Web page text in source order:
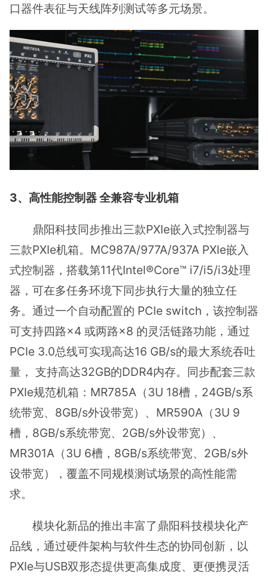
口器件表征与天线阵列测试等多元场景。
3、高性能控制器 全兼容专业机箱
鼎阳科技同步推出三款PXIe嵌入式控制器与
三款PXIe机箱。MC987A/977A/937A PXIe嵌入
式控制器，搭载第11代Intel®Core™ i7/i5/i3处理
器，可在多任务环境下同步执行大量的独立任
务。通过一个自动配置的 PCIe switch，该控制器
可支持四路×4 或两路×8 的灵活链路功能，通过
PCIe 3.0总线可实现高达16 GB/s的最大系统吞吐
量， 支持高达32GB的DDR4内存。同步配套三款
PXIe规范机箱：MR785A（3U 18槽，24GB/s系
统带宽、8GB/s外设带宽）、MR590A（3U 9
槽，8GB/s系统带宽、2GB/s外设带宽）、
MR301A（3U 6槽，8GB/s系统带宽、2GB/s外
设带宽），覆盖不同规模测试场景的高性能需
求。
模块化新品的推出丰富了鼎阳科技模块化产
品线，通过硬件架构与软件生态的协同创新，以
PXIe与USB双形态提供更高集成度、更便携灵活